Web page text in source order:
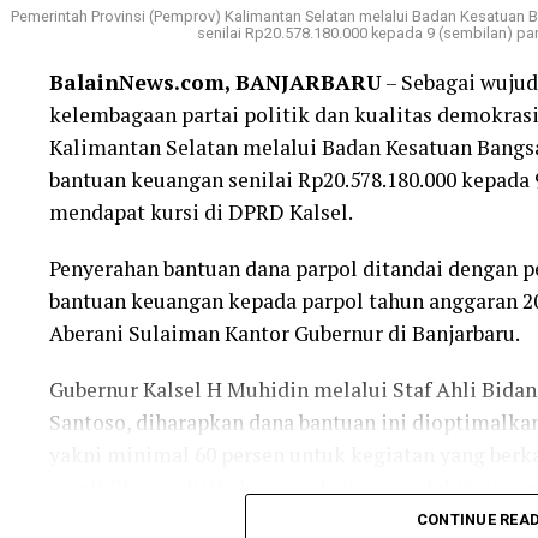
Rapat kerja Komisi II Bidang Ekonomi dan
Namun karena Suripno mau mengikuti. rapat
waktu bersamaan untuk melanjutkan pimpinan
Jahrian.
Rapat Komisi II dengan mitra terkait itu
Belanja Daerah (RAPBD) Kalsel Tahun 2027. [adv]
Post Views: 30
WhatsApp 0 Facebook 0
Pemerintah Provinsi (Pemprov) Kalimantan Selatan melalui Badan
senilai Rp20.578.180.000 kepada 9 (sembilan)
BalainNews.com, BANJARBARU– Sebagai
kelembagaan partai politik dan kualitas
Kalimantan Selatan melalui Badan Kesatuan
bantuan keuangan senilai Rp20.578.180.000
mendapat kursi di DPRD Kalsel.
Penyerahan bantuan dana parpol ditandai dengan
bantuan keuangan kepada parpol tahun anggaran
Aberani Sulaiman Kantor Gubernur di Banjarbaru.
Gubernur Kalsel H Muhidin melalui Staf Ahli
Santoso, diharapkan dana bantuan ini
pendidikan politik dan pangkaderan, selebihnya
CONTINUE